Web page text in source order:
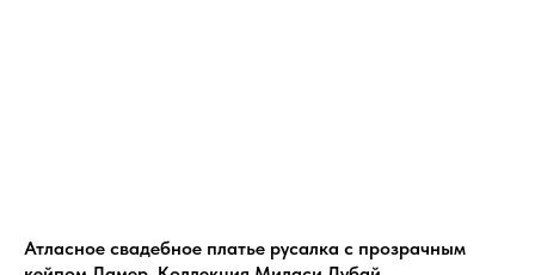
Атласное свадебное платье русалка с прозрачным